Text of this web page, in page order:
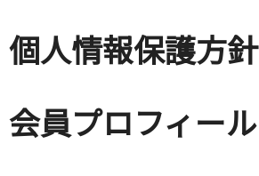
個人情報保護方針
会員プロフィール